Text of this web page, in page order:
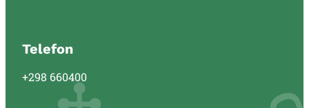
Telefon
+298 660400